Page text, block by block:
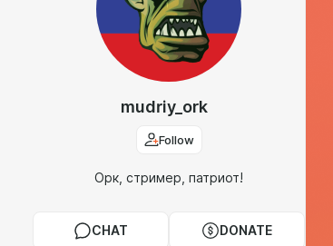
mudriy_ork
Follow
Орк, стример, патриот!
CHAT DONATE